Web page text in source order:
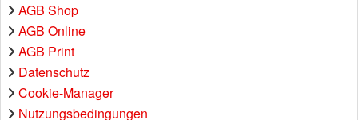
AGB Shop
AGB Online
AGB Print
Datenschutz
Cookie-Manager
Nutzungsbedingungen